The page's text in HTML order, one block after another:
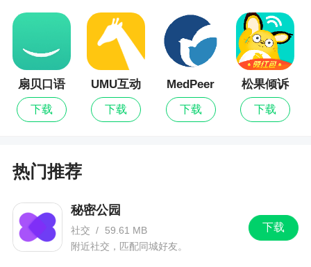
扇贝口语
下载
UMU互动
下载
MedPeer
下载
松果倾诉
下载
热门推荐
下载
秘密公园
社交 /
59.61 MB
附近社交，匹配同城好友。